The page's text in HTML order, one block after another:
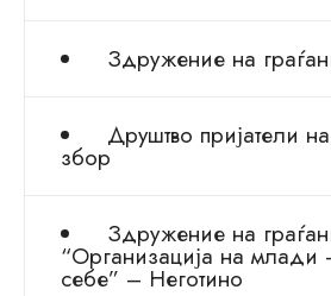
Здружение на
Друштво пријатели
збор
Здружение на
“Организација на млади
себе” – Неготино